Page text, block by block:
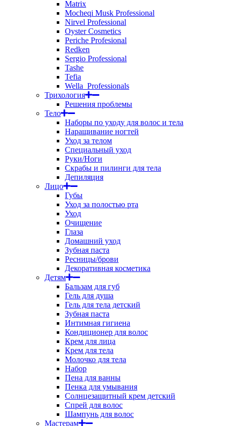
Matrix
Mocheqi Musk Professional
Nirvel Professional
Oyster Cosmetics
Periche Profesional
Redken
Sergio Professional
Tashe
Tefia
Wella_Professionals
Трихология
Решения проблемы
Тело
Наборы по уходу для волос и тела
Наращивание ногтей
Уход за телом
Специальный уход
Руки/Ноги
Скрабы и пилинги для тела
Депиляция
Лицо
Губы
Уход за полостью рта
Уход
Очищение
Глаза
Домашний уход
Зубная паста
Ресницы/брови
Декоративная косметика
Детям
Бальзам для губ
Гель для душа
Гель для тела детский
Зубная паста
Интимная гигиена
Кондиционер для волос
Крем для лица
Крем для тела
Молочко для тела
Набор
Пена для ванны
Пенка для умывания
Солнцезащитный крем детский
Спрей для волос
Шампунь для волос
Мастерам